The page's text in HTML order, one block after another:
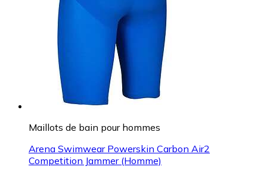
Maillots de bain pour hommes
Arena Swimwear Powerskin Carbon Air2
Competition Jammer (Homme)